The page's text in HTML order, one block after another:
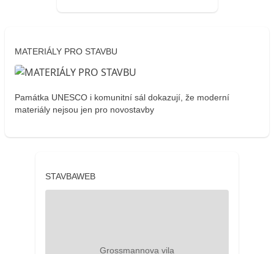
MATERIÁLY PRO STAVBU
Památka UNESCO i komunitní sál dokazují, že moderní
materiály nejsou jen pro novostavby
STAVBAWEB